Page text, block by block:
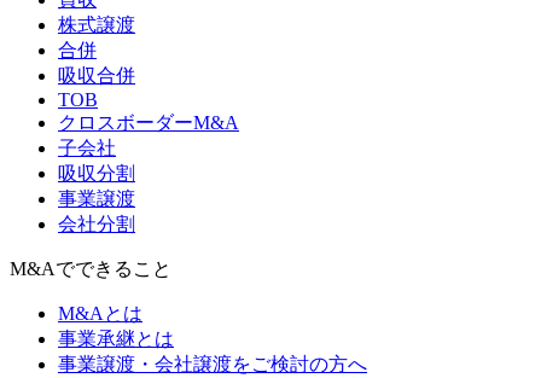
株式譲渡
合併
吸収合併
TOB
クロスボーダーM&A
子会社
吸収分割
事業譲渡
会社分割
M&Aでできること
M&Aとは
事業承継とは
事業譲渡・会社譲渡をご検討の方へ